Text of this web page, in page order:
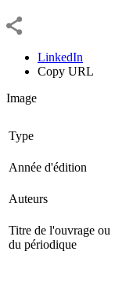
LinkedIn
Copy URL
Image
Type
Année d'édition
Auteurs
Titre de l'ouvrage ou
du périodique